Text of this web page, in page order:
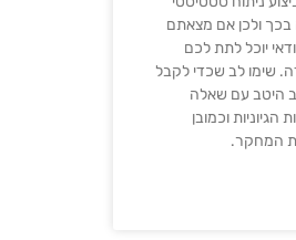
בכך ולכן אם מצאתם
יוכל לתת לכם
שימו לב שכדי לקבל
היטב עם שאלה
וכמובן
המחקר.